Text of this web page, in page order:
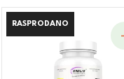
RASPRODANO
RASPRODANO